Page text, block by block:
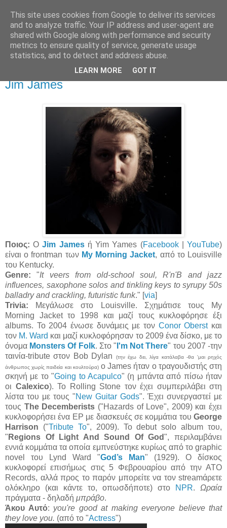
Άκου αυτό ♫
I listen to bands that don't even exist yet.
Jim James
Ποιος:OJim Jamesή Yim Yames (Facebook|YouTube)
είναι ο frontman των My Morning Jacket, από το Louisville
του Kentucky.
Genre: "It veers from old-school soul, R'n'B and jazz
influences, saxophone solos and tinkling keys to syrupy 50s
balladry and crackling, futuristic funk." [via]
Trivia: Μεγάλωσε στο Louisville. Σχημάτισε τους My
Morning Jacket το 1998 και μαζί τους κυκλοφόρησε έξι
albums. To 2004 ένωσε δυνάμεις με τον Conor Oberstκαι
τον M. Ward και μαζί κυκλοφόρησαν το 2009 ένα δίσκο, με το
όνομα Monsters Of Folk. Στο " I'm Not There" του 2007 -την
ταινία-tribute στον Bob Dylan
(την έχω δει,λίγα κατάλαβα-θα 'μαι ρηχός
άνθρωπος χωρίς παιδεία και κουλτούρα)ο James ήταν ο τραγουδιστής στη
σκηνή με το "Going to Acapulco" (η μπάντα από πίσω ήταν
οι Calexico). Το Rolling Stone τον έχει συμπεριλάβει στη
λίστα του με τους "New Guitar Gods". Έχει συνεργαστεί με
τους The Decemberists ("Hazards of Love", 2009) και έχει
κυκλοφορήσει ένα EP με διασκευές σε κομμάτια του George
Harrison ("Tribute To", 2009). Το debut solo album του,
" Regions Of Light And Sound Of God", περιλαμβάνει
εννιά κομμάτια τα οποία εμπνεύστηκε κυρίως από το graphic
novel του Lynd Ward "God’s Man" (1929). Ο δίσκος
κυκλοφορεί επισήμως στις 5 Φεβρουαρίου από την ATO
Records, αλλά προς το παρόν μπορείτε να τον streamάρετε
ολόκληρο (και κάντε το, οπωσδήποτε) στο
NPR. Ωραία
πράγματα - δηλαδή μπράβο.
Άκου Αυτό: you're good at making everyone believe that
they love you. (από το "Actress")
This site uses cookies from Google to deliver its services
and to analyze traffic. Your IP address and user-agent are
shared with Google along with performance and security
metrics to ensure quality of service, generate usage
statistics, and to detect and address abuse.
LEARN MORE GOT IT